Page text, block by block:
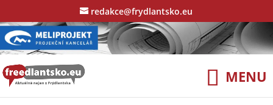
redakce@frydlantsko.eu